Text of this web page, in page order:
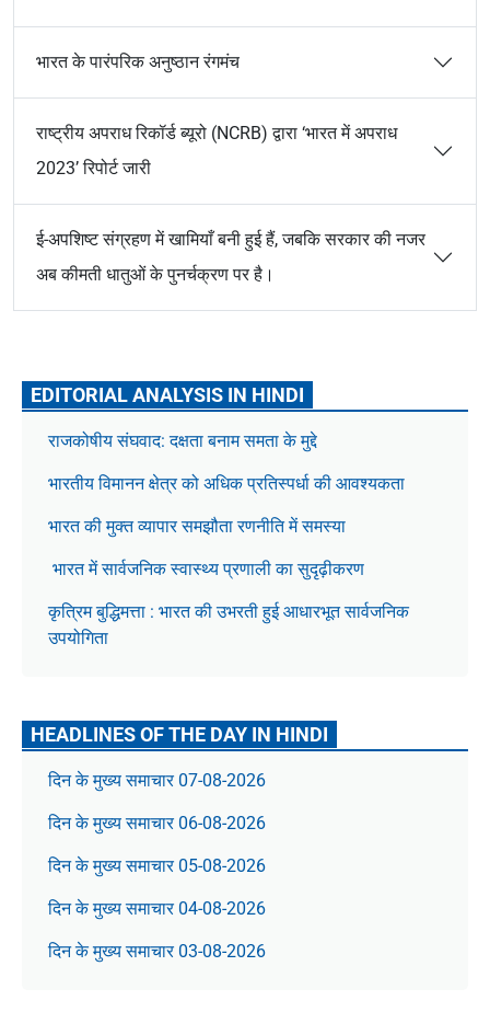
भारत के पारंपरिक अनुष्ठान रंगमंच
राष्ट्रीय अपराध रिकॉर्ड ब्यूरो (NCRB) द्वारा ‘भारत में अपराध
2023’ रिपोर्ट जारी
ई-अपशिष्ट संग्रहण में खामियाँ बनी हुई हैं, जबकि सरकार की नजर
अब कीमती धातुओं के पुनर्चक्रण पर है।
EDITORIAL ANALYSIS IN HINDI
राजकोषीय संघवाद: दक्षता बनाम समता के मुद्दे
भारतीय विमानन क्षेत्र को अधिक प्रतिस्पर्धा की आवश्यकता
भारत की मुक्त व्यापार समझौता रणनीति में समस्या
भारत में सार्वजनिक स्वास्थ्य प्रणाली का सुदृढ़ीकरण
कृत्रिम बुद्धिमत्ता : भारत की उभरती हुई आधारभूत सार्वजनिक
उपयोगिता
HEADLINES OF THE DAY IN HINDI
दिन के मुख्य समाचार 07-08-2026
दिन के मुख्य समाचार 06-08-2026
दिन के मुख्य समाचार 05-08-2026
दिन के मुख्य समाचार 04-08-2026
दिन के मुख्य समाचार 03-08-2026